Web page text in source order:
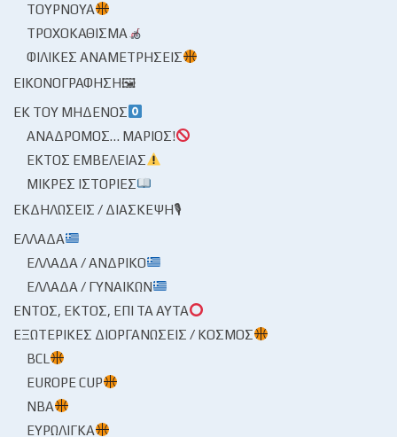
ΤΟΥΡΝΟΥΆ
ΤΡΟΧΟΚΆΘΙΣΜΑ
ΦΙΛΙΚΈΣ ΑΝΑΜΕΤΡΉΣΕΙΣ
ΕΙΚΟΝΟΓΡΆΦΗΣΗ🖼
ΕΚ ΤΟΥ ΜΗΔΕΝΌΣ
ΑΝΆΔΡΟΜΟΣ… ΜΆΡΙΟΣ!
ΕΚΤΌΣ ΕΜΒΈΛΕΙΑΣ
ΜΙΚΡΈΣ ΙΣΤΟΡΊΕΣ
ΕΚΔΗΛΏΣΕΙΣ / ΔΙΆΣΚΕΨΗ🎙
ΕΛΛΆΔΑ
ΕΛΛΆΔΑ / ΑΝΔΡΙΚΌ
ΕΛΛΆΔΑ / ΓΥΝΑΙΚΏΝ
ΕΝΤΌΣ, ΕΚΤΌΣ, ΕΠΊ ΤΑ ΑΥΤΆ
ΕΞΩΤΕΡΙΚΈΣ ΔΙΟΡΓΑΝΏΣΕΙΣ / ΚΌΣΜΟΣ
BCL
EUROPE CUP
NBA
ΕΥΡΩΛΊΓΚΑ